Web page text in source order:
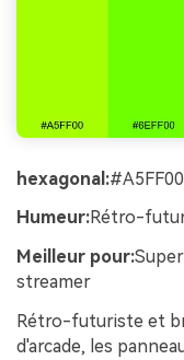
hexagonal:
Humeur:Rétro-
Meilleur pour:
streamer
Rétro-futuriste et
d'arcade, les